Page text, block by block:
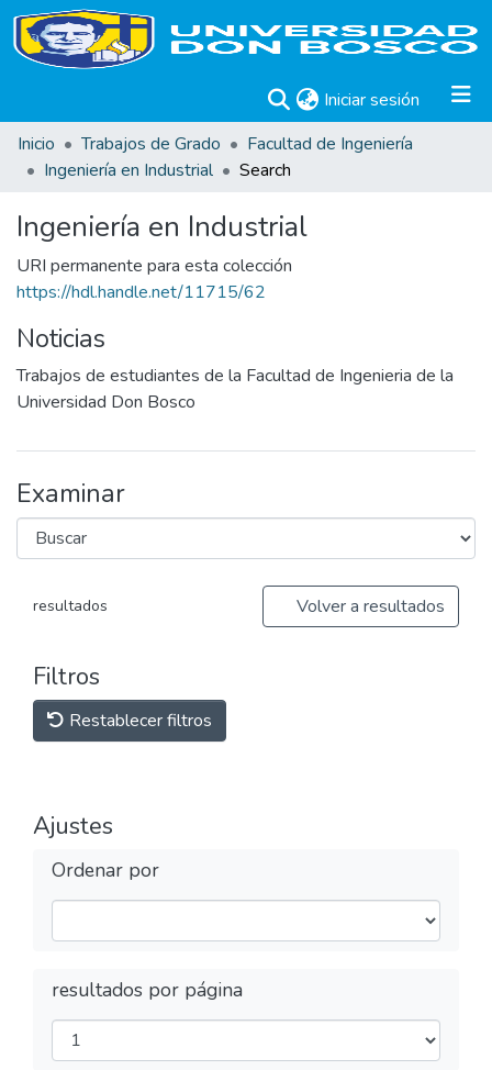
Iniciar sesión (current)
Inicio
Trabajos de Grado
Facultad de Ingeniería
Ingeniería en Industrial
Search
Ingeniería en Industrial
URI permanente para esta colección
https://hdl.handle.net/11715/62
Noticias
Trabajos de estudiantes de la Facultad de Ingenieria de la
Universidad Don Bosco
Examinar
resultados Volver a resultados
Filtros
Restablecer filtros
Ajustes
Ordenar por
resultados por página